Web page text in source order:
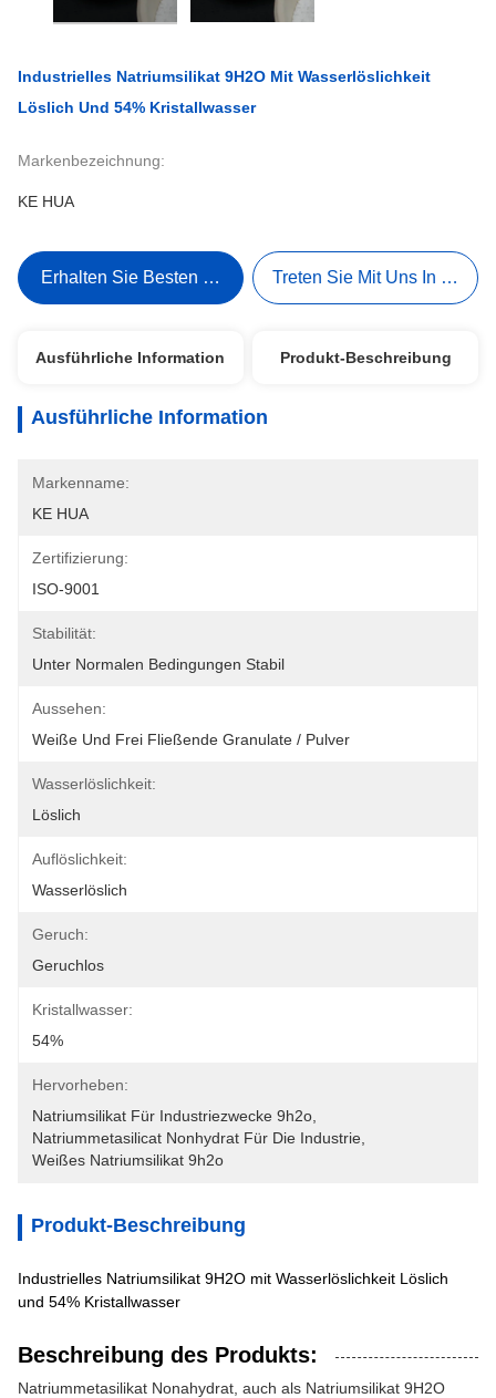
Industrielles Natriumsilikat 9H2O Mit Wasserlöslichkeit
Löslich Und 54% Kristallwasser
Markenbezeichnung:
KE HUA
Erhalten Sie Besten Preis Treten Sie Mit Uns In
Ausführliche Information Produkt-Beschreibung
Ausführliche Information
Markenname:
KE HUA
Zertifizierung:
ISO-9001
Stabilität:
Unter Normalen Bedingungen Stabil
Aussehen:
Weiße Und Frei Fließende Granulate / Pulver
Wasserlöslichkeit:
Löslich
Auflöslichkeit:
Wasserlöslich
Geruch:
Geruchlos
Kristallwasser:
54%
Hervorheben:
Natriumsilikat Für Industriezwecke 9h2o
Natriummetasilicat Nonhydrat Für Die Industrie
Weißes Natriumsilikat 9h2o
Produkt-Beschreibung
Industrielles Natriumsilikat 9H2O mit Wasserlöslichkeit Löslich
und 54% Kristallwasser
Beschreibung des Produkts:
Natriummetasilikat Nonahydrat, auch als Natriumsilikat 9H2O